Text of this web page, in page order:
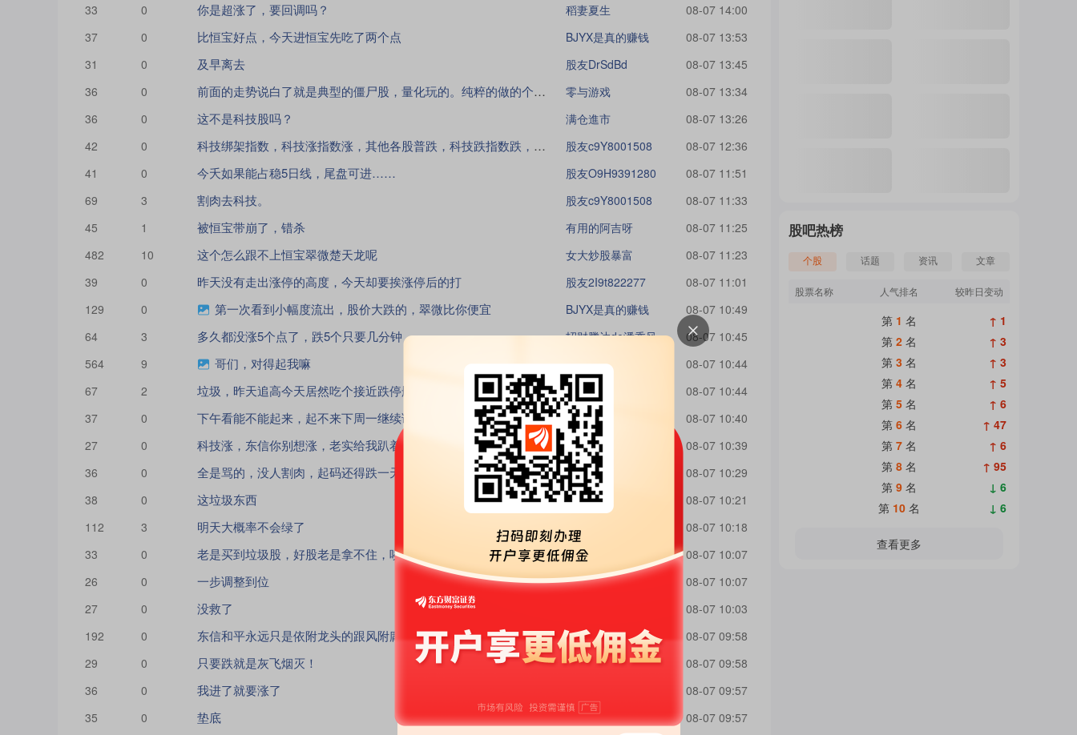
多
33
0 你是超涨了，要回调吗？ 稻妻夏生
08-07 14:00
37
0 比恒宝好点，今天进恒宝先吃了两个点 BJYX是真的赚钱
08-07 13:53
31
0 及早离去 股友DrSdBd
08-07 13:45
36
0 前面的走势说白了就是典型的僵尸股，量化玩的。纯粹的做的个局，怀疑交易的数字都是假 零与游戏
08-07 13:34
36
0 这不是科技股吗？ 满仓進市
08-07 13:26
42
0 科技绑架指数，科技涨指数涨，其他各股普跌，科技跌指数跌，其他各股也跌。 股友c9Y8001508
08-07 12:36
41
0 今夭如果能占稳5日线，尾盘可进…… 股友O9H9391280
08-07 11:51
69
3 割肉去科技。 股友c9Y8001508
08-07 11:33
45
1 被恒宝带崩了，错杀 有用的阿吉呀
08-07 11:25
482
10 这个怎么跟不上恒宝翠微楚天龙呢 女大炒股暴富
08-07 11:23
39
0 昨天没有走出涨停的高度，今天却要挨涨停后的打 股友2I9t822277
08-07 11:01
129
0 第一次看到小幅度流出，股价大跌的，翠微比你便宜 BJYX是真的赚钱
08-07 10:49
64
3 多久都没涨5个点了，跌5个只要几分钟 招财腾达de潘乘风
08-07 10:45
564
9 哥们，对得起我嘛 无聊的市场1008
08-07 10:44
67
2 垃圾，昨天追高今天居然吃个接近跌停删除再也不看 宋传轩
08-07 10:44
37
0 下午看能不能起来，起不来下周一继续调整 chemistrycxm9652
08-07 10:40
27
0 科技涨，东信你别想涨，老实给我趴着。 股友c9Y8001508
08-07 10:39
36
0 全是骂的，没人割肉，起码还得跌一天，继续等 豪爽大气的郑三仟
08-07 10:29
38
0 这垃圾东西 股友M366800I25
08-07 10:21
112
3 明天大概率不会绿了 股友31FG665185
08-07 10:18
33
0 老是买到垃圾股，好股老是拿不住，唉 善辩的严昭
08-07 10:07
26
0 一步调整到位 箴言2
08-07 10:07
27
0 没救了
08-07 10:03
192
0 东信和平永远只是依附龙头的跟风附庸，不会暴跌让人果断割肉，也难以走出独立行情拉升 基民759U8D9250
08-07 09:58
29
0 只要跌就是灰飞烟灭！ 谨记十天跌20万亿
08-07 09:58
36
0 我进了就要涨了
08-07 09:57
35
0 垫底 股友DrSdBd
08-07 09:57
股吧热榜
个股 话题 资讯 文章
股票名称 人气排名 较昨日变动
第 1 名
↑ 1
第 2 名
↑ 3
第 3 名
↑ 3
第 4 名
↑ 5
第 5 名
↑ 6
第 6 名
↑ 47
第 7 名
↑ 6
第 8 名
↑ 95
第 9 名
↓ 6
第 10 名 ↓ 6
查看更多